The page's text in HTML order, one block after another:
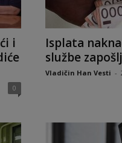
i
0
Isplata
službe
Vladičin Han Vesti -